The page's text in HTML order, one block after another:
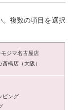
。複数の項目を選択
モジマ名古屋店
斎橋店（大阪）
ピング